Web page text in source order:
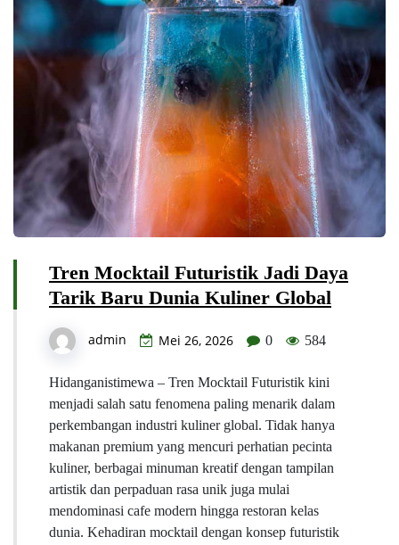
Tren Mocktail Futuristik Jadi Daya
Tarik Baru Dunia Kuliner Global
admin Mei 26, 2026 0 584
Hidanganistimewa – Tren Mocktail Futuristik kini
menjadi salah satu fenomena paling menarik dalam
perkembangan industri kuliner global. Tidak hanya
makanan premium yang mencuri perhatian pecinta
kuliner, berbagai minuman kreatif dengan tampilan
artistik dan perpaduan rasa unik juga mulai
mendominasi cafe modern hingga restoran kelas
dunia. Kehadiran mocktail dengan konsep futuristik